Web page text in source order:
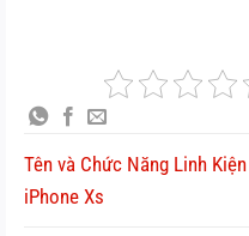
Tên và Chức Năng Linh Kiện
iPhone Xs